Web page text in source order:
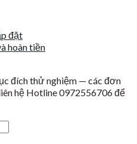
đặt
hoàn tiền
đích thử nghiệm — các đơn
hệ Hotline 0972556706 để